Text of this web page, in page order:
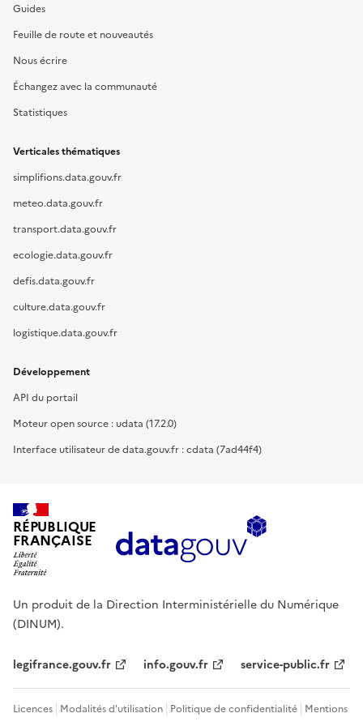
Guides
Feuille de route et nouveautés
Nous écrire
Échangez avec la communauté
Statistiques
Verticales thématiques
simplifions.data.gouv.fr
meteo.data.gouv.fr
transport.data.gouv.fr
ecologie.data.gouv.fr
defis.data.gouv.fr
culture.data.gouv.fr
logistique.data.gouv.fr
Développement
API du portail
Moteur open source : udata (17.2.0)
Interface utilisateur de data.gouv.fr : cdata (7ad44f4)
RÉPUBLIQUE
FRANÇAISE
Un produit de la Direction Interministérielle du Numérique
(DINUM).
legifrance.gouv.fr info.gouv.fr service-public.fr
Licences Modalités d'utilisation Politique de confidentialité Mentions